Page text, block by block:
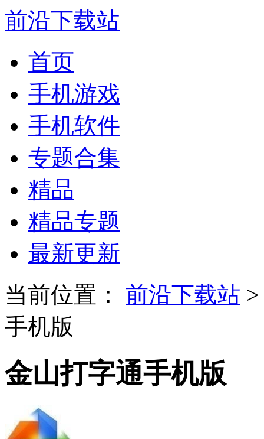
前沿下载站
首页
手机游戏
手机软件
专题合集
精品
精品专题
最新更新
当前位置：
前沿下载站
手机版
金山打字通手机版